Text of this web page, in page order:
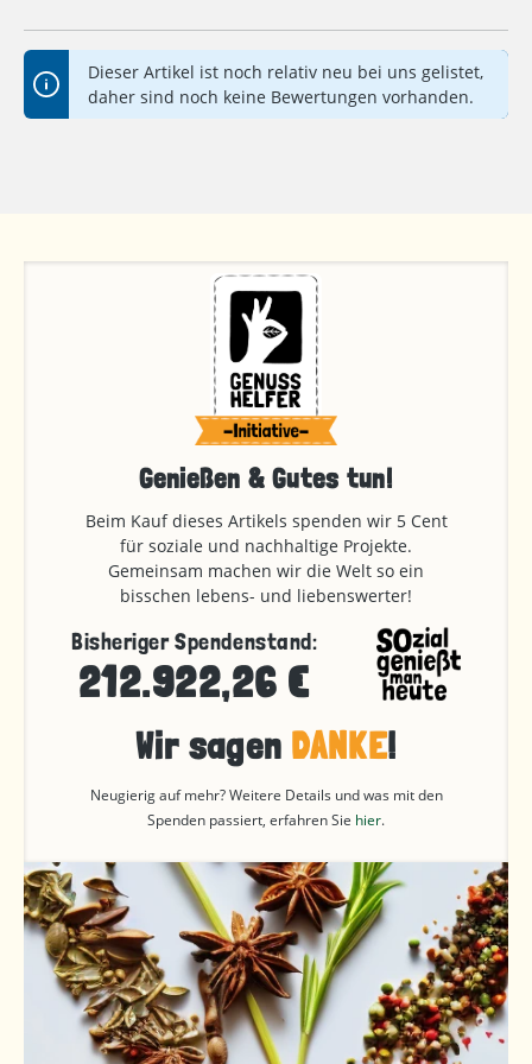
Dieser Artikel ist noch relativ neu bei uns gelistet,
daher sind noch keine Bewertungen vorhanden.
Genießen & Gutes tun!
Beim Kauf dieses Artikels spenden wir 5 Cent
für soziale und nachhaltige Projekte.
Gemeinsam machen wir die Welt so ein
bisschen lebens- und liebenswerter!
Bisheriger Spendenstand:
212.922,26 €
Wir sagen DANKE!
Neugierig auf mehr? Weitere Details und was mit den
Spenden passiert, erfahren Sie hier.